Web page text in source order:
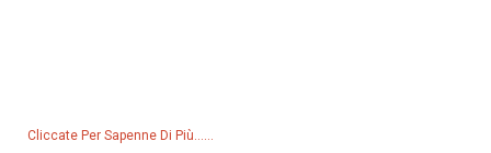
Cliccate Per Sapenne Di Più......